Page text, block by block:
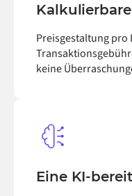
Preisgestaltung
keine
Eine KI-